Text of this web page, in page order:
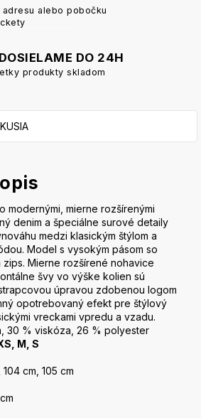
adresu alebo pobočku
DO 24H
produkty skladom
modernými, mierne rozšírenými
denim a špeciálne surové detaily
medzi klasickým štýlom a
Model s vysokým pásom so
zips. Mierne rozšírené nohavice
švy vo výške kolien sú
úpravou zdobenou logom
opotrebovaný efekt pre štýlový
vreckami vpredu a vzadu.
30 % viskóza, 26 % polyester
M, S
cm, 105 cm